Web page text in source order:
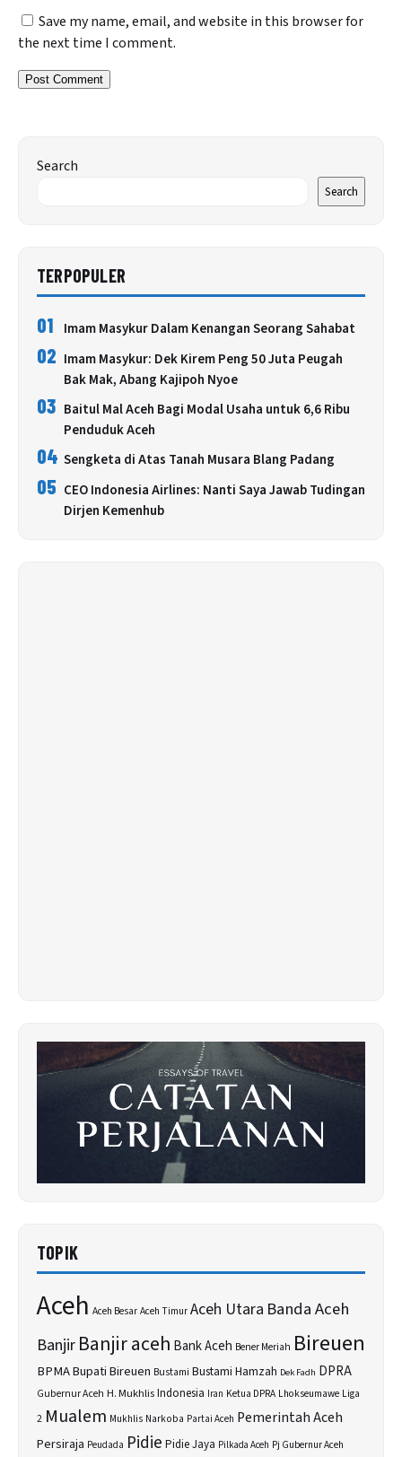
Save my name, email, and website in this browser for
the next time I comment.
Search
Search
TERPOPULER
01 Imam Masykur Dalam Kenangan Seorang Sahabat
02 Imam Masykur: Dek Kirem Peng 50 Juta Peugah
Bak Mak, Abang Kajipoh Nyoe
03 Baitul Mal Aceh Bagi Modal Usaha untuk 6,6 Ribu
Penduduk Aceh
04 Sengketa di Atas Tanah Musara Blang Padang
05 CEO Indonesia Airlines: Nanti Saya Jawab Tudingan
Dirjen Kemenhub
TOPIK
Aceh Aceh BesarAceh TimurAceh Utara Banda Aceh
BanjirBanjir aceh Bank Aceh Bener Meriah Bireuen
BPMABupati Bireuen Bustami Bustami Hamzah Dek Fadh DPRA
Gubernur Aceh H. MukhlisIndonesia Iran Ketua DPRA Lhokseumawe Liga
2 Mualem Mukhlis Narkoba Partai Aceh Pemerintah Aceh
Persiraja Peudada Pidie Pidie Jaya Pilkada Aceh Pj Gubernur Aceh